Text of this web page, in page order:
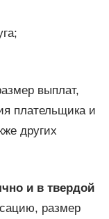
выплат,
плательщика и
других
и в твердой
размер